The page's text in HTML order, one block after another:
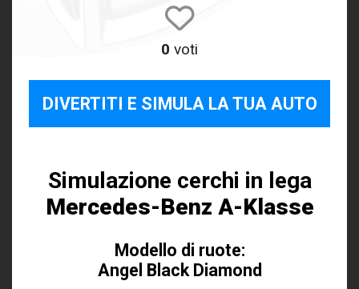
0 voti
DIVERTITI E SIMULA LA TUA AUTO
Simulazione cerchi in lega
Mercedes-Benz A-Klasse
Modello di ruote:
Angel Black Diamond